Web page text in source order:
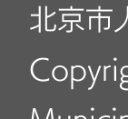
北京市